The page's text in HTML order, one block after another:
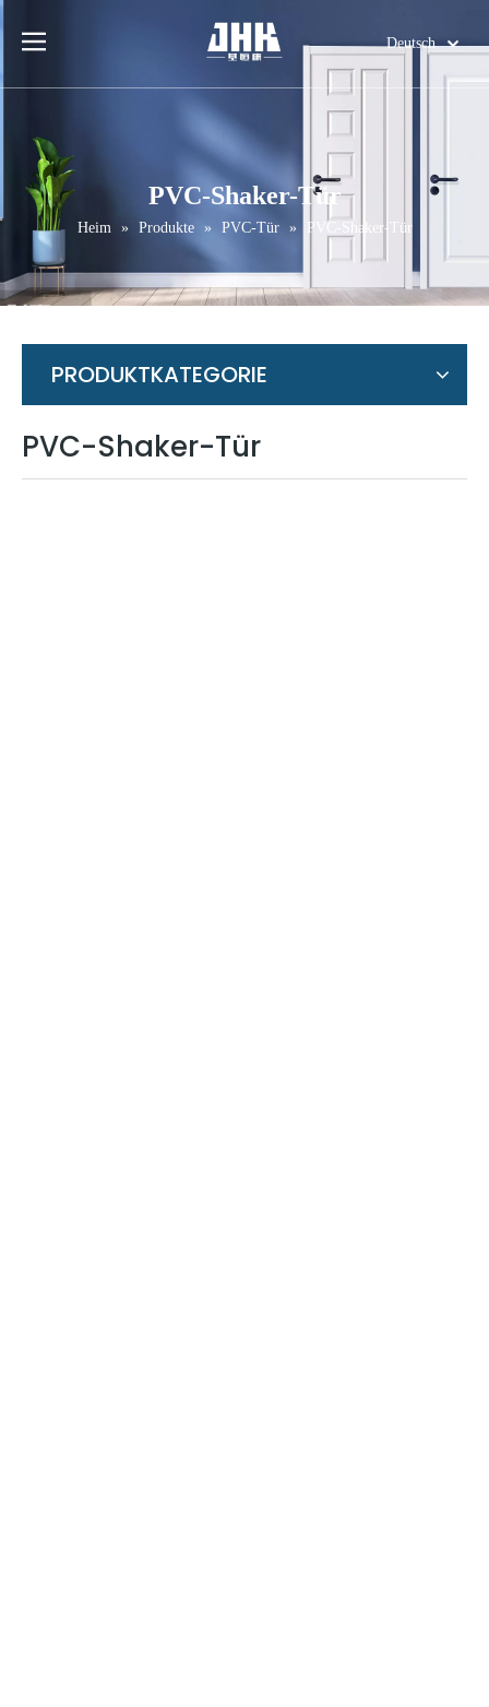
Deutsch
English
Français
Español
Português
PVC-Shaker-Tür
Heim » Produkte » PVC-Tür » PVC-Shaker-Tür
PRODUKTKATEGORIE
PVC-Shaker-Tür